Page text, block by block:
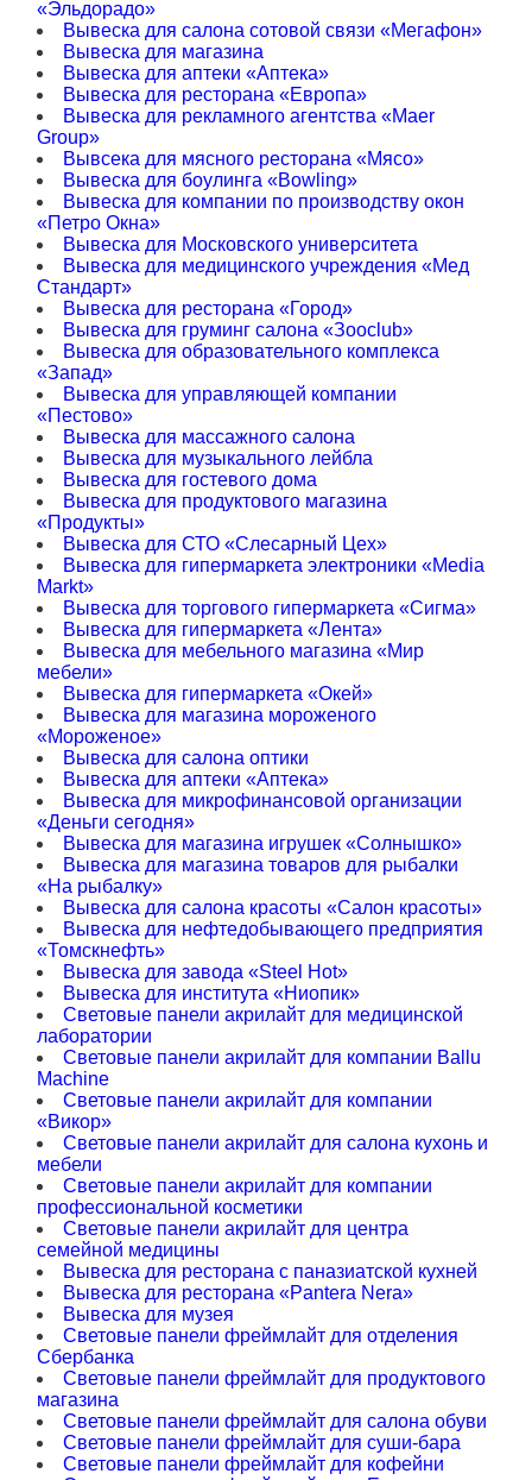
«Эльдорадо»
Вывеска для салона сотовой связи «Мегафон»
Вывеска для магазина
Вывеска для аптеки «Аптека»
Вывеска для ресторана «Европа»
Вывеска для рекламного агентства «Maer
Group»
Вывсека для мясного ресторана «Мясо»
Вывеска для боулинга «Bowling»
Вывеска для компании по производству окон
«Петро Окна»
Вывеска для Московского университета
Вывеска для медицинского учреждения «Мед
Стандарт»
Вывеска для ресторана «Город»
Вывеска для груминг салона «Зооclub»
Вывеска для образовательного комплекса
«Запад»
Вывеска для управляющей компании
«Пестово»
Вывеска для массажного салона
Вывеска для музыкального лейбла
Вывеска для гостевого дома
Вывеска для продуктового магазина
«Продукты»
Вывеска для СТО «Слесарный Цех»
Вывеска для гипермаркета электроники «Media
Markt»
Вывеска для торгового гипермаркета «Сигма»
Вывеска для гипермаркета «Лента»
Вывеска для мебельного магазина «Мир
мебели»
Вывеска для гипермаркета «Окей»
Вывеска для магазина мороженого
«Мороженое»
Вывеска для салона оптики
Вывеска для аптеки «Аптека»
Вывеска для микрофинансовой организации
«Деньги сегодня»
Вывеска для магазина игрушек «Солнышко»
Вывеска для магазина товаров для рыбалки
«На рыбалку»
Вывеска для салона красоты «Салон красоты»
Вывеска для нефтедобывающего предприятия
«Томскнефть»
Вывеска для завода «Steel Hot»
Вывеска для института «Ниопик»
Световые панели акрилайт для медицинской
лаборатории
Световые панели акрилайт для компании Ballu
Machine
Световые панели акрилайт для компании
«Викор»
Световые панели акрилайт для салона кухонь и
мебели
Световые панели акрилайт для компании
профессиональной косметики
Световые панели акрилайт для центра
семейной медицины
Вывеска для ресторана с паназиатской кухней
Вывеска для ресторана «Pantera Nera»
Вывеска для музея
Световые панели фреймлайт для отделения
Сбербанка
Световые панели фреймлайт для продуктового
магазина
Световые панели фреймлайт для салона обуви
Световые панели фреймлайт для суши-бара
Световые панели фреймлайт для кофейни